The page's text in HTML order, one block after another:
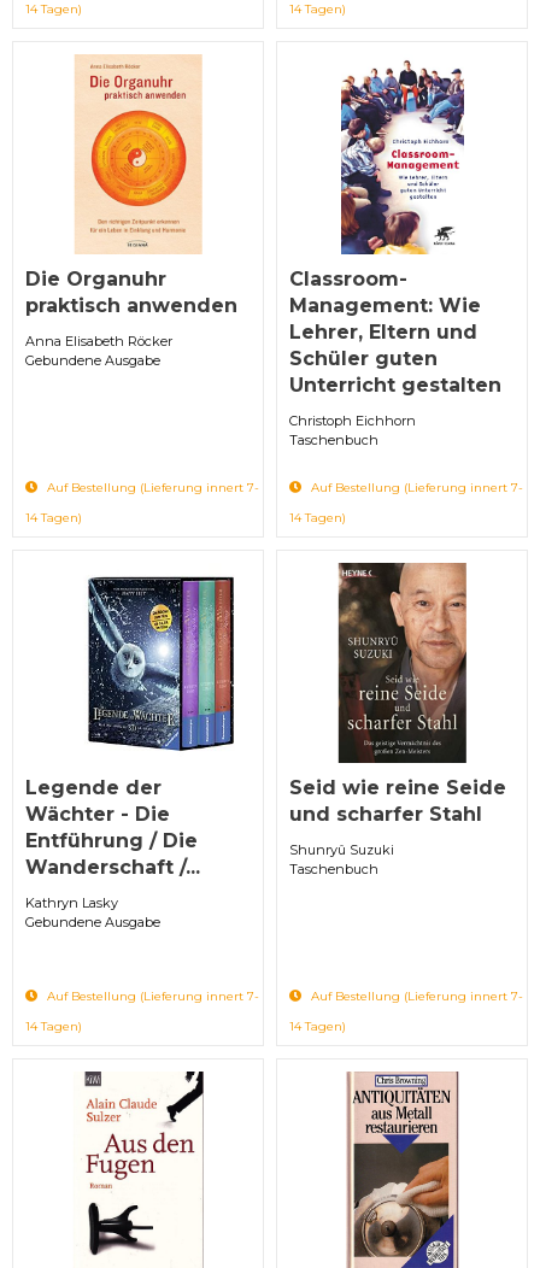
14 Tagen)
14 Tagen)
Die Organuhr
praktisch anwenden
Anna Elisabeth Röcker
Gebundene Ausgabe
Auf Bestellung (Lieferung innert 7-
14 Tagen)
Classroom-
Management: Wie
Lehrer, Eltern und
Schüler guten
Unterricht gestalten
Christoph Eichhorn
Taschenbuch
Auf Bestellung (Lieferung innert 7-
14 Tagen)
Legende der
Wächter - Die
Entführung / Die
Wanderschaft /...
Kathryn Lasky
Gebundene Ausgabe
Auf Bestellung (Lieferung innert 7-
14 Tagen)
Seid wie reine Seide
und scharfer Stahl
Shunryû Suzuki
Taschenbuch
Auf Bestellung (Lieferung innert 7-
14 Tagen)